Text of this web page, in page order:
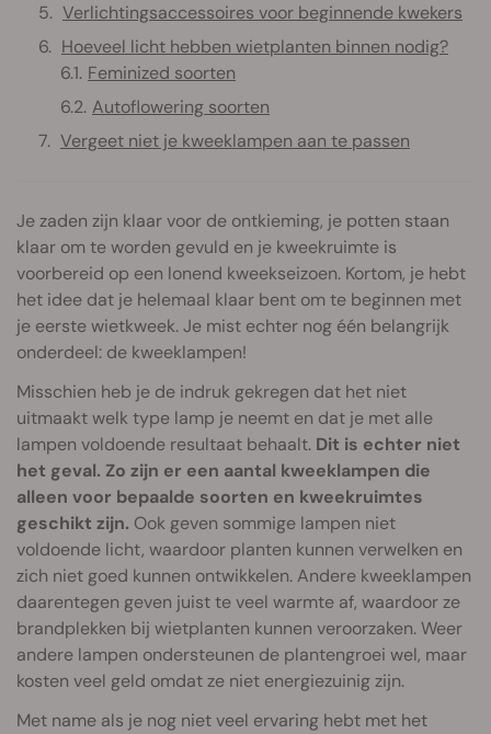
Verlichtingsaccessoires voor beginnende kwekers
Hoeveel licht hebben wietplanten binnen nodig?
Feminized soorten
Autoflowering soorten
Vergeet niet je kweeklampen aan te passen
Je zaden zijn klaar voor de ontkieming, je potten staan
klaar om te worden gevuld en je kweekruimte is
voorbereid op een lonend kweekseizoen. Kortom, je hebt
het idee dat je helemaal klaar bent om te beginnen met
je eerste wietkweek. Je mist echter nog één belangrijk
onderdeel: de kweeklampen!
Misschien heb je de indruk gekregen dat het niet
uitmaakt welk type lamp je neemt en dat je met alle
lampen voldoende resultaat behaalt. Dit is echter niet
het geval. Zo zijn er een aantal kweeklampen die
alleen voor bepaalde soorten en kweekruimtes
geschikt zijn. Ook geven sommige lampen niet
voldoende licht, waardoor planten kunnen verwelken en
zich niet goed kunnen ontwikkelen. Andere kweeklampen
daarentegen geven juist te veel warmte af, waardoor ze
brandplekken bij wietplanten kunnen veroorzaken. Weer
andere lampen ondersteunen de plantengroei wel, maar
kosten veel geld omdat ze niet energiezuinig zijn.
Met name als je nog niet veel ervaring hebt met het